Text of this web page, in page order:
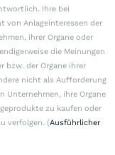
Ihre bei
von Anlageinteressen der
ihrer Organe oder
die Meinungen
bzw. der Organe ihrer
nicht als Aufforderung
Unternehmen, ihre Organe
zu kaufen oder
verfolgen. (Ausführlicher